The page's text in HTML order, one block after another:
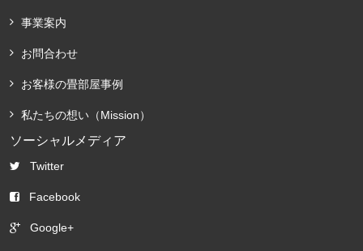
事業案内
お問合わせ
お客様の畳部屋事例
私たちの想い（Mission）
ソーシャルメディア
Twitter
Facebook
Google+